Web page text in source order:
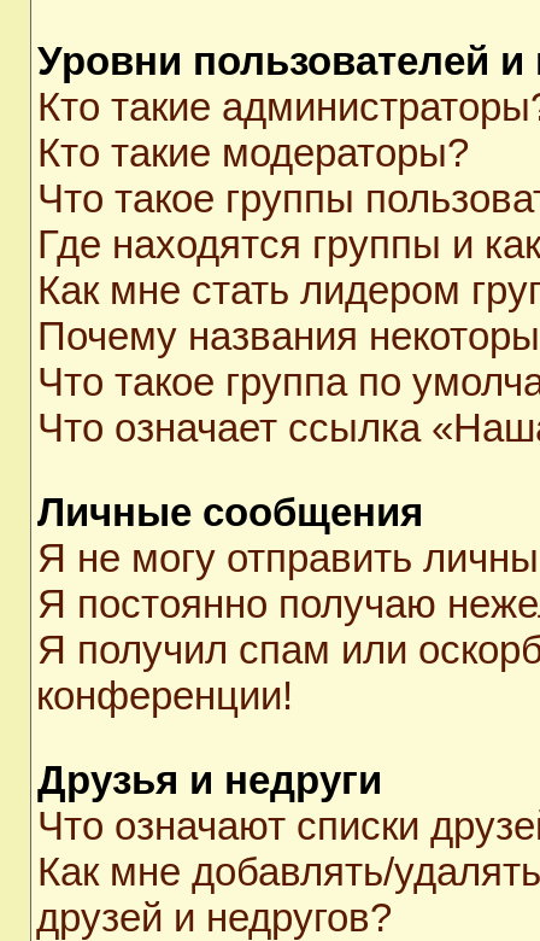
Уровни пользователей и
Кто такие
Кто такие модераторы?
Что такое группы
Где находятся группы и
Как мне стать лидером
Почему названия
Что такое группа по
Что означает ссылка
Личные сообщения
Я не могу отправить
Я постоянно получаю
Я получил спам или
конференции!
Друзья и недруги
Что означают списки
Как мне добавлять/
друзей и недругов?